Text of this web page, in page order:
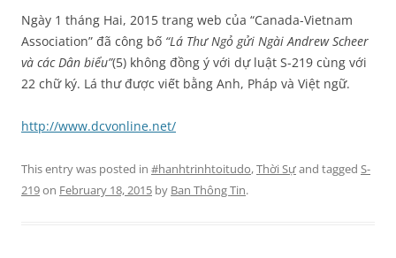
Ngày 1 tháng Hai, 2015 trang web của “Canada-Vietnam
Association” đã công bố “Lá Thư Ngỏ gửi Ngài Andrew Scheer
và các Dân biểu”(5) không đồng ý với dự luật S-219 cùng với
22 chữ ký. Lá thư được viết bằng Anh, Pháp và Việt ngữ.
http://www.dcvonline.net/
This entry was posted in #hanhtrinhtoitudo,Thời Sựand tagged S-
219on February 18, 2015 by Ban Thông Tin.